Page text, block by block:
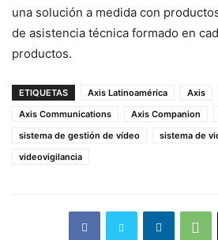
una solución a medida con
de asistencia técnica formado en
productos.
ETIQUETAS Axis Latinoamérica Axis
Axis Communications
Axis Companion
sistema de gestión de vídeo
sistema de
videovigilancia